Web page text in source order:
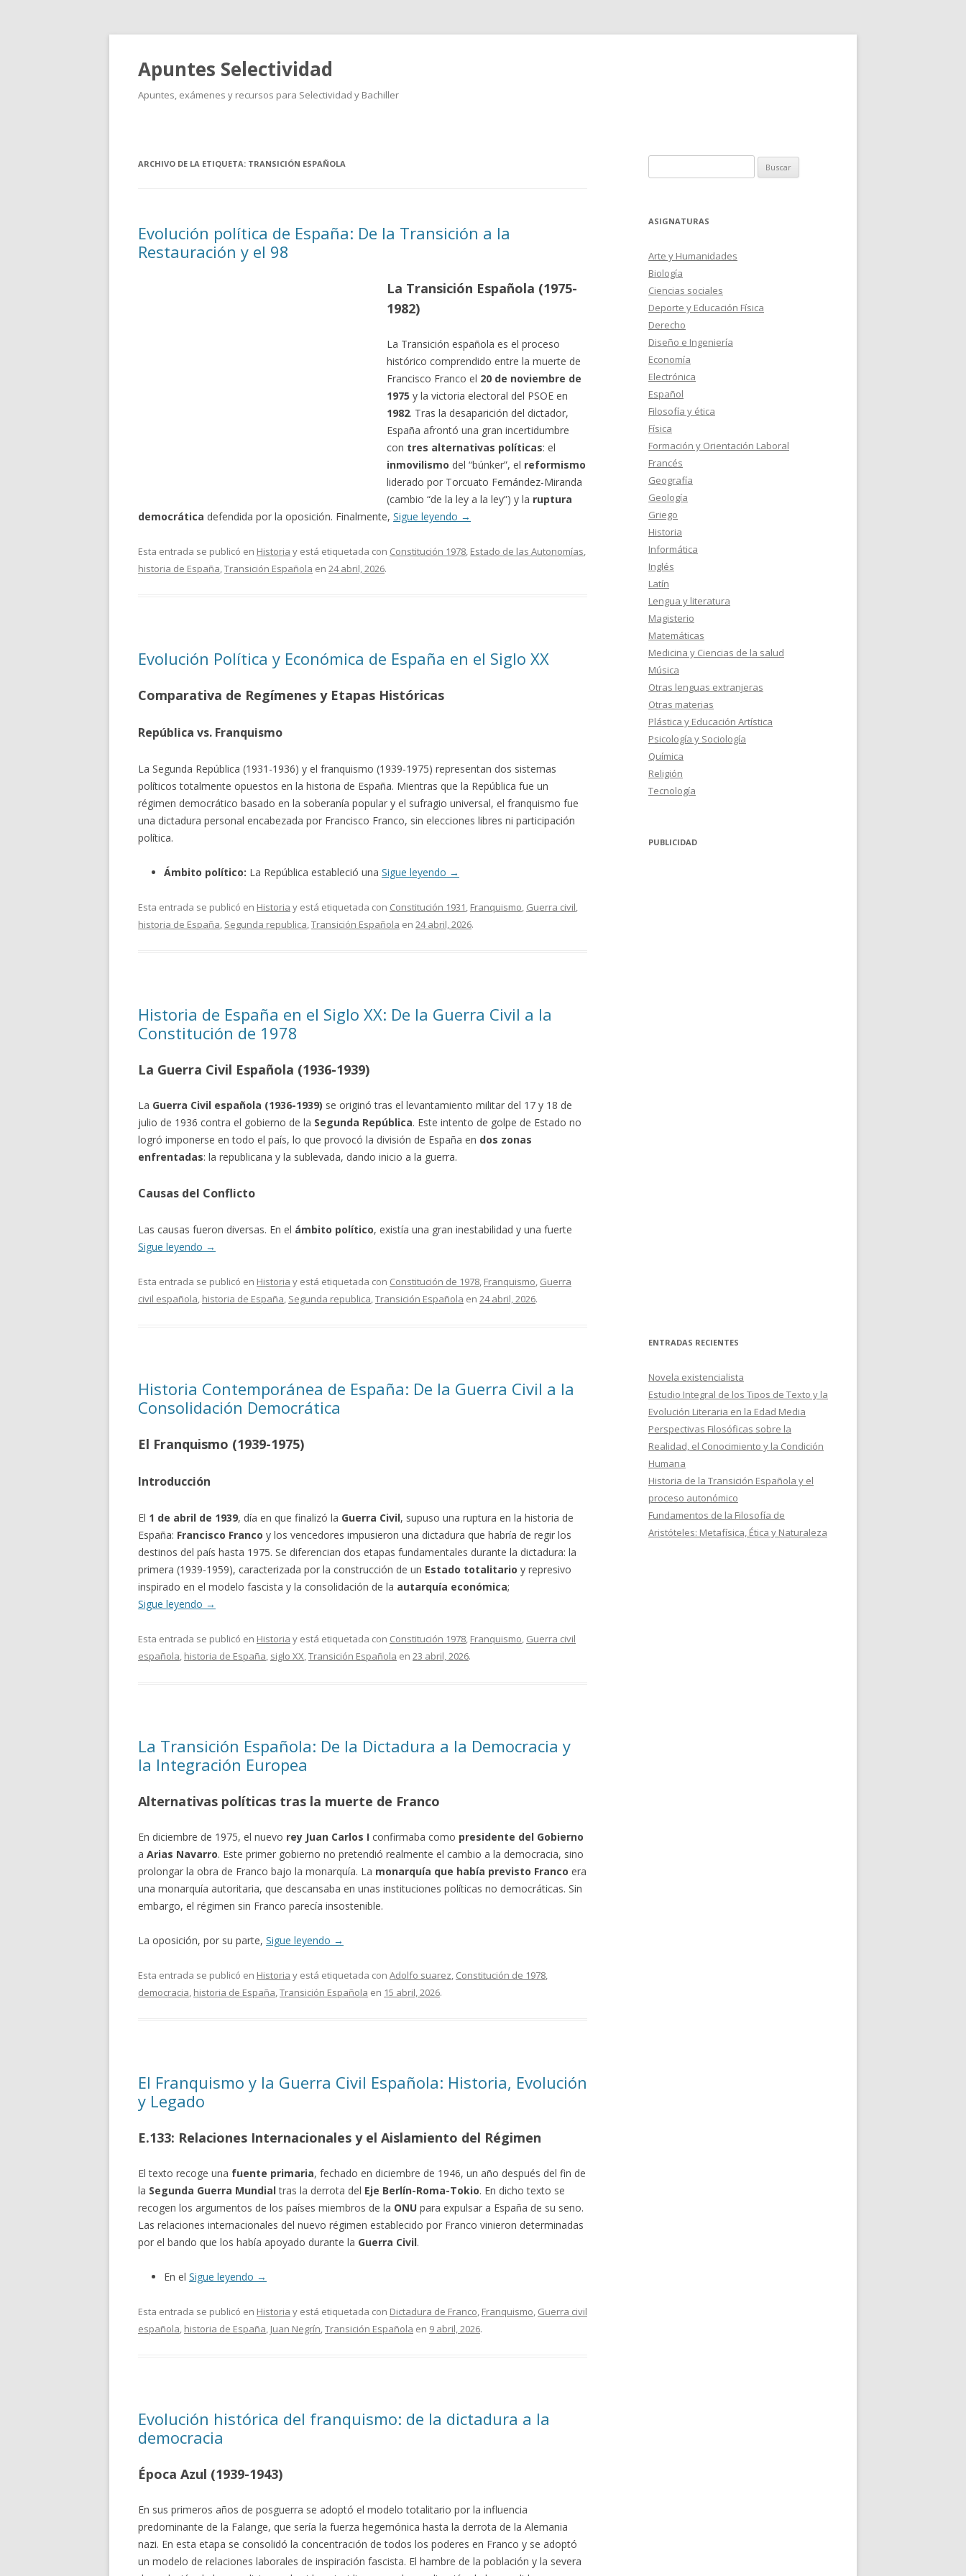
Apuntes Selectividad
Apuntes, exámenes y recursos para Selectividad y Bachiller
ARCHIVO DE LA ETIQUETA: TRANSICIÓN ESPAÑOLA
Evolución política de España: De la Transición a la
Restauración y el 98
La Transición Española (1975-
1982)
La Transición española es el proceso
histórico comprendido entre la muerte de
Francisco Franco el 20 de noviembre de
1975 y la victoria electoral del PSOE en
1982. Tras la desaparición del dictador,
España afrontó una gran incertidumbre
con tres alternativas políticas: el
inmovilismo del “búnker”, el reformismo
liderado por Torcuato Fernández-Miranda
(cambio “de la ley a la ley”) y la ruptura
democrática defendida por la oposición. Finalmente, Sigue leyendo →
Esta entrada se publicó en Historia y está etiquetada con Constitución 1978, Estado de las Autonomías,
historia de España,Transición Española en 24 abril, 2026.
Evolución Política y Económica de España en el Siglo XX
Comparativa de Regímenes y Etapas Históricas
República vs. Franquismo
La Segunda República (1931-1936) y el franquismo (1939-1975) representan dos sistemas
políticos totalmente opuestos en la historia de España. Mientras que la República fue un
régimen democrático basado en la soberanía popular y el sufragio universal, el franquismo fue
una dictadura personal encabezada por Francisco Franco, sin elecciones libres ni participación
política.
Ámbito político: La República estableció una Sigue leyendo →
Esta entrada se publicó en Historia y está etiquetada con Constitución 1931, Franquismo, Guerra civil,
historia de España, Segunda republica,Transición Española en 24 abril, 2026.
Historia de España en el Siglo XX: De la Guerra Civil a la
Constitución de 1978
La Guerra Civil Española (1936-1939)
La Guerra Civil española (1936-1939) se originó tras el levantamiento militar del 17 y 18 de
julio de 1936 contra el gobierno de la Segunda República. Este intento de golpe de Estado no
logró imponerse en todo el país, lo que provocó la división de España en dos zonas
enfrentadas: la republicana y la sublevada, dando inicio a la guerra.
Causas del Conflicto
Las causas fueron diversas. En el ámbito político, existía una gran inestabilidad y una fuerte
Sigue leyendo →
Esta entrada se publicó en Historia y está etiquetada con Constitución de 1978, Franquismo, Guerra
civil española, historia de España, Segunda republica,Transición Española en 24 abril, 2026.
Historia Contemporánea de España: De la Guerra Civil a la
Consolidación Democrática
El Franquismo (1939-1975)
Introducción
El 1 de abril de 1939, día en que finalizó la Guerra Civil, supuso una ruptura en la historia de
España: Francisco Franco y los vencedores impusieron una dictadura que habría de regir los
destinos del país hasta 1975. Se diferencian dos etapas fundamentales durante la dictadura: la
primera (1939-1959), caracterizada por la construcción de un Estado totalitario y represivo
inspirado en el modelo fascista y la consolidación de la autarquía económica;
Sigue leyendo →
Esta entrada se publicó en Historia y está etiquetada con Constitución 1978, Franquismo, Guerra civil
española, historia de España, siglo XX,Transición Española en 23 abril, 2026.
La Transición Española: De la Dictadura a la Democracia y
la Integración Europea
Alternativas políticas tras la muerte de Franco
En diciembre de 1975, el nuevo rey Juan Carlos I confirmaba como presidente del Gobierno
a Arias Navarro. Este primer gobierno no pretendió realmente el cambio a la democracia, sino
prolongar la obra de Franco bajo la monarquía. La monarquía que había previsto Franco era
una monarquía autoritaria, que descansaba en unas instituciones políticas no democráticas. Sin
embargo, el régimen sin Franco parecía insostenible.
La oposición, por su parte, Sigue leyendo →
Esta entrada se publicó en Historia y está etiquetada con Adolfo suarez, Constitución de 1978,
democracia, historia de España,Transición Española en 15 abril, 2026.
El Franquismo y la Guerra Civil Española: Historia, Evolución
y Legado
E.133: Relaciones Internacionales y el Aislamiento del Régimen
El texto recoge una fuente primaria, fechado en diciembre de 1946, un año después del fin de
la Segunda Guerra Mundialtras la derrota del Eje Berlín-Roma-Tokio. En dicho texto se
recogen los argumentos de los países miembros de la ONU para expulsar a España de su seno.
Las relaciones internacionales del nuevo régimen establecido por Franco vinieron determinadas
por el bando que los había apoyado durante la Guerra Civil.
En el Sigue leyendo →
Esta entrada se publicó en Historia y está etiquetada con Dictadura de Franco, Franquismo, Guerra civil
española, historia de España, Juan Negrín,Transición Española en 9 abril, 2026.
Evolución histórica del franquismo: de la dictadura a la
democracia
Época Azul (1939-1943)
En sus primeros años de posguerra se adoptó el modelo totalitario por la influencia
predominante de la Falange, que sería la fuerza hegemónica hasta la derrota de la Alemania
nazi. En esta etapa se consolidó la concentración de todos los poderes en Franco y se adoptó
un modelo de relaciones laborales de inspiración fascista. El hambre de la población y la severa
ASIGNATURAS
Arte y Humanidades
Biología
Ciencias sociales
Deporte y Educación Física
Derecho
Diseño e Ingeniería
Economía
Electrónica
Español
Filosofía y ética
Física
Formación y Orientación Laboral
Francés
Geografía
Geología
Griego
Historia
Informática
Inglés
Latín
Lengua y literatura
Magisterio
Matemáticas
Medicina y Ciencias de la salud
Música
Otras lenguas extranjeras
Otras materias
Plástica y Educación Artística
Psicología y Sociología
Química
Religión
Tecnología
PUBLICIDAD
ENTRADAS RECIENTES
Novela existencialista
Estudio Integral de los Tipos de Texto y la
Evolución Literaria en la Edad Media
Perspectivas Filosóficas sobre la
Realidad, el Conocimiento y la Condición
Humana
Historia de la Transición Española y el
proceso autonómico
Fundamentos de la Filosofía de
Aristóteles: Metafísica, Ética y Naturaleza